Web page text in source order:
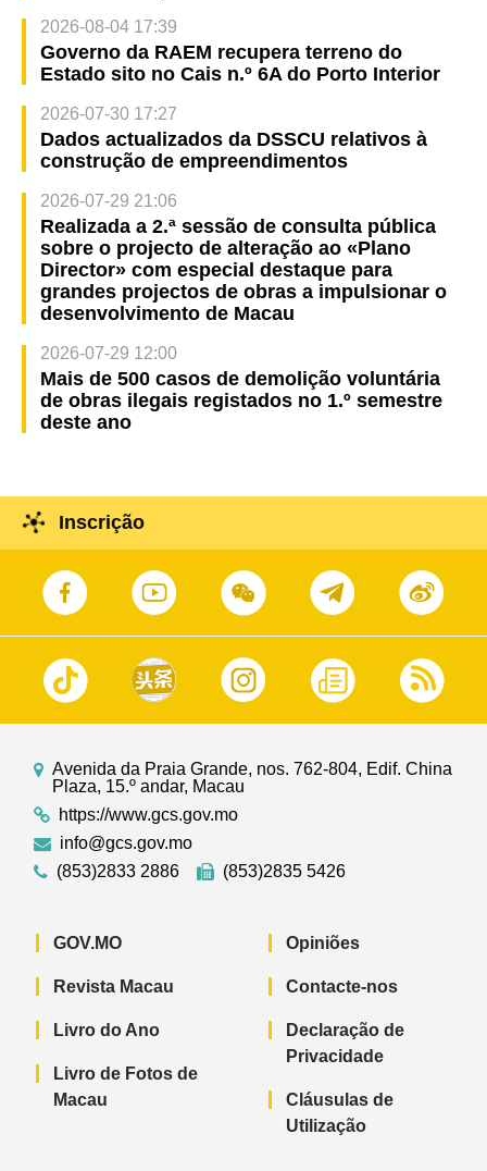
2026-08-04 17:39
Governo da RAEM recupera terreno do
Estado sito no Cais n.º 6A do Porto Interior
2026-07-30 17:27
Dados actualizados da DSSCU relativos à
construção de empreendimentos
2026-07-29 21:06
Realizada a 2.ª sessão de consulta pública
sobre o projecto de alteração ao «Plano
Director» com especial destaque para
grandes projectos de obras a impulsionar o
desenvolvimento de Macau
2026-07-29 12:00
Mais de 500 casos de demolição voluntária
de obras ilegais registados no 1.º semestre
deste ano
Inscrição
Avenida da Praia Grande, nos. 762-804, Edif. China
Plaza, 15.º andar, Macau
https://www.gcs.gov.mo
info@gcs.gov.mo
(853)2833 2886
(853)2835 5426
GOV.MO
Revista Macau
Livro do Ano
Livro de Fotos de
Macau
Opiniões
Contacte-nos
Declaração de
Privacidade
Cláusulas de
Utilização